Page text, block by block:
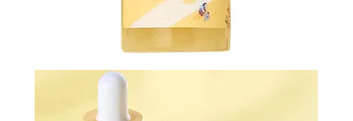
ОТЗЫВЫ